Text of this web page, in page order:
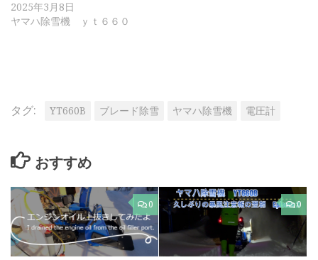
2025年3月8日
ヤマハ除雪機 ｙｔ６６０
タグ: YT660B ブレード除雪 ヤマハ除雪機 電圧計
おすすめ
0 0